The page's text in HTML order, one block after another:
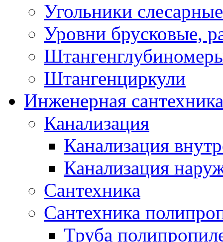
Угольники слесарные
Уровни брусковые,
Штангенциркули
Инженерная сантехника
Канализация
Канализация
Канализация
Сантехника
Сантехника
Труба